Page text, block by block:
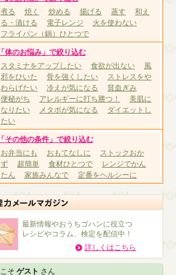
煮る
焼く 炒める 揚げる 蒸す
和え
る・漬ける
電子レンジ
火を使わない
フライパン（鍋）ひとつで
体のお悩み」で絞り込む
スタミナをアップしたい
食欲が出ない
風
邪をひいた
骨を強くしたい
ストレスをや
わらげたい
冷えが気になる
貧血ぎみ
便秘がち
アレルギーに打ち勝つ！
美肌に
なりたい
メタボが気になる
ダイエットし
たい
その他の条件」で絞り込む
お弁当にも
おもてなしに
ストックおか
ず
超簡単 食材ひとつで
レンジでかん
たん
家族みんなで 定番をヘルシーに
最新情報やおうちゴハンに役立つ
レシピやコラム、検定を配信中！
詳しくはこちら
そ ゲスト さん